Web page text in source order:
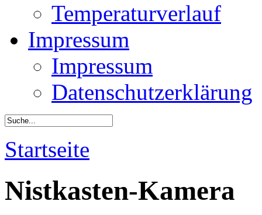
Temperaturverlauf
Impressum
Impressum
Datenschutzerklärung
Startseite
Nistkasten-Kamera